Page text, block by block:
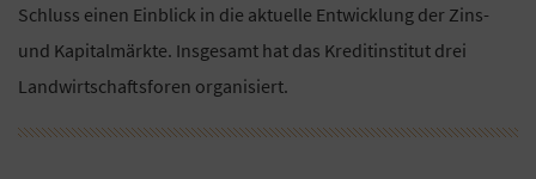
Schluss einen Einblick in die aktuelle Entwicklung der Zins-
und Kapitalmärkte. Insgesamt hat das Kreditinstitut drei
Landwirtschaftsforen organisiert.